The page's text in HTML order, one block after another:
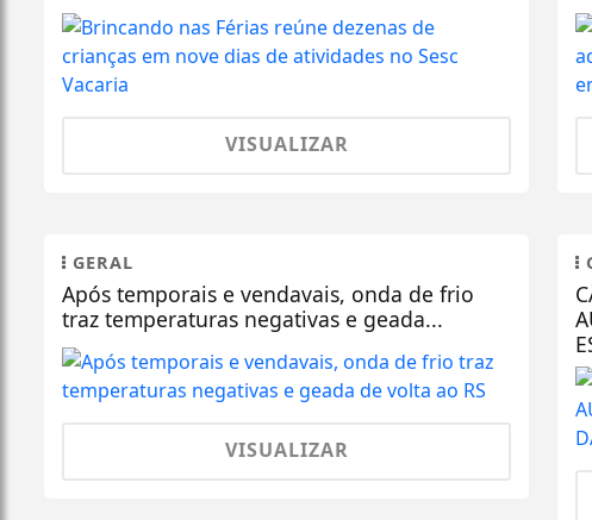
VISUALIZAR
GERAL
Após temporais e vendavais, onda de frio
traz temperaturas negativas e geada...
VISUALIZAR